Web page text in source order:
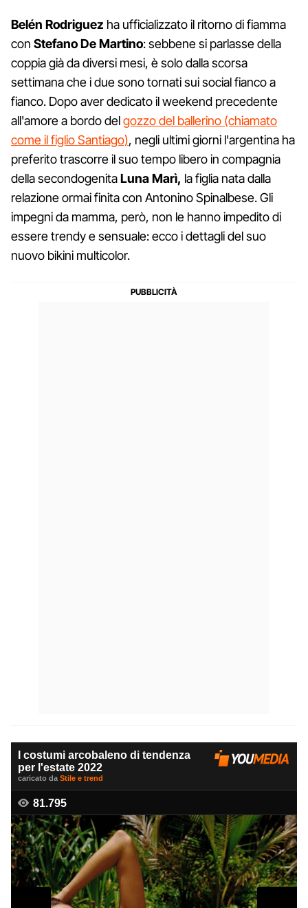
Belén Rodriguez ha ufficializzato il ritorno di fiamma
con Stefano De Martino: sebbene si parlasse della
coppia già da diversi mesi, è solo dalla scorsa
settimana che i due sono tornati sui social fianco a
fianco. Dopo aver dedicato il weekend precedente
all'amore a bordo delgozzo del ballerino (chiamato
come il figlio Santiago), negli ultimi giorni l'argentina ha
preferito trascorre il suo tempo libero in compagnia
della secondogenitaLuna Marì, la figlia nata dalla
relazione ormai finita con Antonino Spinalbese. Gli
impegni da mamma, però, non le hanno impedito di
essere trendy e sensuale: ecco i dettagli del suo
nuovo bikini multicolor.